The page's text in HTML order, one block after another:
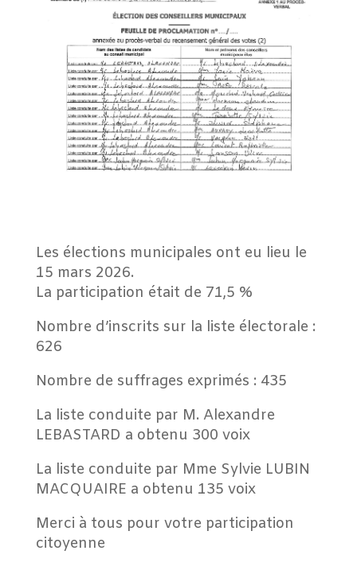
Les élections municipales ont eu lieu le
15 mars 2026.
La participation était de 71,5 %
Nombre d’inscrits sur la liste électorale :
626
Nombre de suffrages exprimés : 435
La liste conduite par M. Alexandre
LEBASTARD a obtenu 300 voix
La liste conduite par Mme Sylvie LUBIN
MACQUAIRE a obtenu 135 voix
Merci à tous pour votre participation
citoyenne